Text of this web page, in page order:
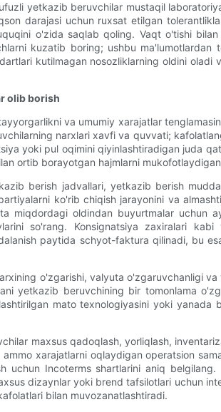
yetkazib beruvchilar mustaqil
darajasi uchun ruxsat etilgan
o'zida saqlab qoling. Vaqt o'tishi
kuzatib boring; ushbu
kutilmagan nosozliklarning oldini
olib borish
va umumiy xarajatlar
narxlari xavfi va quvvati;
yoki pul oqimini qiyinlashtiradigan juda
ortib borayotgan hajmlarni
berish jadvallari, yetkazib berish
ko'rib chiqish jarayonini va
oldindan buyurtmalar uchun
so'rang. Konsignatsiya zaxiralari
paytida schyot-faktura qilinadi, bu
o'zgarishi, valyuta o'zgaruvchanligi
yetkazib beruvchining bir tomonlama
mato texnologiyasini yoki
maxsus qadoqlash, yorliqlash,
xarajatlarni oqlaydigan operatsion
uchun Incoterms shartlarini aniq
dizaynlar yoki brend tafsilotlari uchun
bilan muvozanatlashtiradi.